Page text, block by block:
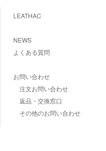
LEATHAC
NEWS
よくある質問
お問い合わせ
注文お問い合わせ
返品・交換窓口
その他のお問い合わせ